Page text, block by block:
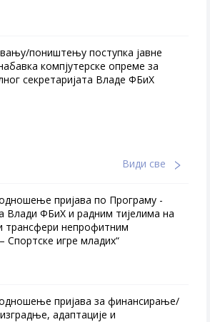
поништењу поступка јавне
компјутерске опреме за
секретаријата Владе ФБиХ
Види све
пријава по Програму -
Влади ФБиХ и радним тијелима на
трансфери непрофитним
Спортске игре младих“
пријава за финансирање/
адаптације и